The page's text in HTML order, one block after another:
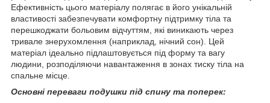
Ефективність цього матеріалу полягає в його унікальній
властивості забезпечувати комфортну підтримку тіла та
перешкоджати больовим відчуттям, які виникають через
тривале знерухомлення (наприклад, нічний сон). Цей
матеріал ідеально підлаштовується під форму та вагу
людини, розподіляючи навантаження в зонах тиску тіла на
спальне місце.
Основні переваги подушки під спину та поперек: